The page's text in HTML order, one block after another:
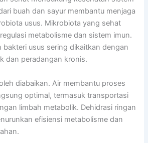
buah dan sayur membantu menjaga
usus. Mikrobiota yang sehat
metabolisme dan sistem imun.
bakteri usus sering dikaitkan dengan
dan peradangan kronis.
diabaikan. Air membantu proses
optimal, termasuk transportasi
limbah metabolik. Dehidrasi ringan
efisiensi metabolisme dan